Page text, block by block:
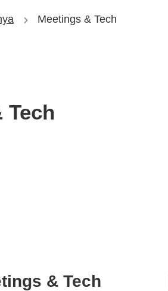
Meetings & Tech
Tech
& Tech